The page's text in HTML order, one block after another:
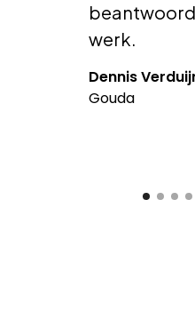
werk.
Dennis
Gouda